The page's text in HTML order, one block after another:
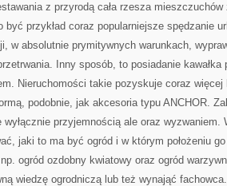
z przyrodą cała rzesza
być przykład coraz popularniejsze spędzanie
w absolutnie prymitywnych warunkach,
Inny sposób, to posiadanie
Nieruchomości takie pozyskuje coraz
podobnie, jak akcesoria typu ANCHOR.
wyłącznie przyjemnością ale oraz wyzwaniem.
jaki to ma być ogród i w którym położeniu
ogród ozdobny kwiatowy oraz ogród
wiedzę ogrodniczą lub też wynająć fachowca.